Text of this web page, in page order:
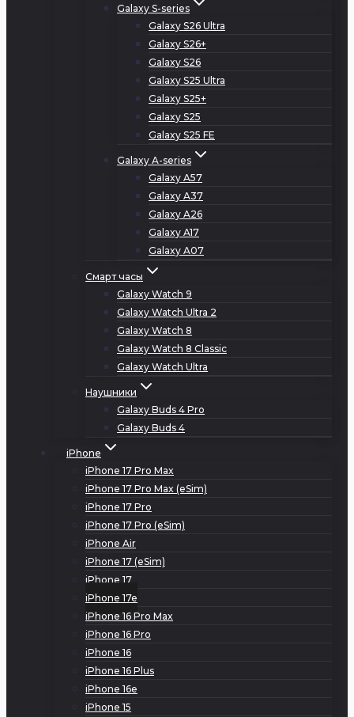
Galaxy S-series
Galaxy S26 Ultra
Galaxy S26+
Galaxy S26
Galaxy S25 Ultra
Galaxy S25+
Galaxy S25
Galaxy S25 FE
Galaxy A-series
Galaxy A57
Galaxy A37
Galaxy A26
Galaxy A17
Galaxy A07
Смарт часы
Galaxy Watch 9
Galaxy Watch Ultra 2
Galaxy Watch 8
Galaxy Watch 8 Classic
Galaxy Watch Ultra
Наушники
Galaxy Buds 4 Pro
Galaxy Buds 4
iPhone
iPhone 17 Pro Max
iPhone 17 Pro Max (eSim)
iPhone 17 Pro
iPhone 17 Pro (eSim)
iPhone Air
iPhone 17 (eSim)
iPhone 17
iPhone 17e
iPhone 16 Pro Max
iPhone 16 Pro
iPhone 16
iPhone 16 Plus
iPhone 16e
iPhone 15